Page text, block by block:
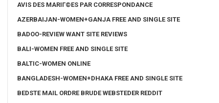
AVIS DES MARIГ©ES PAR CORRESPONDANCE
AZERBAIJAN-WOMEN+GANJA FREE AND SINGLE SITE
BADOO-REVIEW WANT SITE REVIEWS
BALI-WOMEN FREE AND SINGLE SITE
BALTIC-WOMEN ONLINE
BANGLADESH-WOMEN+DHAKA FREE AND SINGLE SITE
BEDSTE MAIL ORDRE BRUDE WEBSTEDER REDDIT